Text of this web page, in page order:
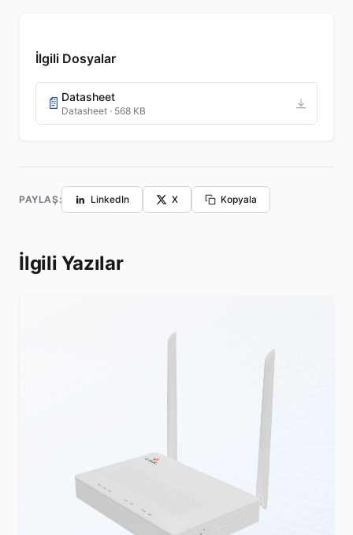
İlgili Dosyalar
📄 Datasheet
Datasheet · 568 KB
PAYLAŞ: LinkedIn X Kopyala
İlgili Yazılar